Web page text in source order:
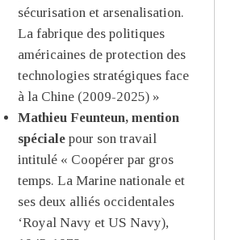
sécurisation et arsenalisation.
La fabrique des politiques
américaines de protection des
technologies stratégiques face
à la Chine (2009-2025) »
Mathieu Feunteun, mention
spécialepour son travail
intitulé « Coopérer par gros
temps. La Marine nationale et
ses deux alliés occidentales
‘Royal Navy et US Navy),